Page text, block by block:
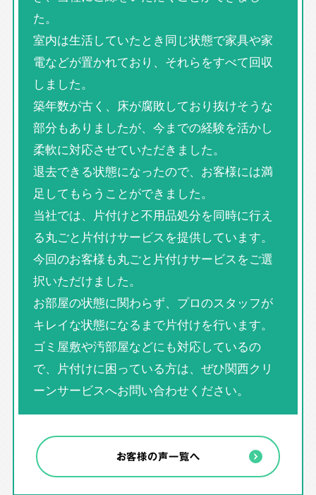
た。
室内は生活していたとき同じ状態で家具や家
電などが置かれており、それらをすべて回収
しました。
築年数が古く、床が腐敗しており抜けそうな
部分もありましたが、今までの経験を活かし
柔軟に対応させていただきました。
退去できる状態になったので、お客様には満
足してもらうことができました。
当社では、片付けと不用品処分を同時に行え
る丸ごと片付けサービスを提供しています。
今回のお客様も丸ごと片付けサービスをご選
択いただけました。
お部屋の状態に関わらず、プロのスタッフが
キレイな状態になるまで片付けを行います。
ゴミ屋敷や汚部屋などにも対応しているの
で、片付けに困っている方は、ぜひ関西クリ
ーンサービスへお問い合わせください。
お客様の声一覧へ